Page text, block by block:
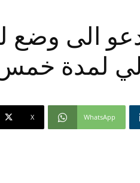
الى وضع
لمدة
X WhatsApp